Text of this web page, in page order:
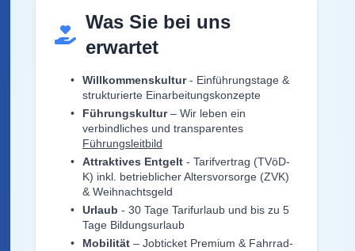
Was Sie bei uns
erwartet
Willkommenskultur- Einführungstage &
strukturierte Einarbeitungskonzepte
Führungskultur– Wir leben ein
verbindliches und transparentes
Führungsleitbild
Attraktives Entgelt- Tarifvertrag (TVöD-
K) inkl. betrieblicher Altersvorsorge (ZVK)
& Weihnachtsgeld
Urlaub - 30 Tage Tarifurlaub und bis zu 5
Tage Bildungsurlaub
Mobilität– Jobticket Premium & Fahrrad-